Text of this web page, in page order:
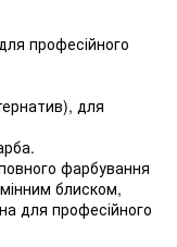
професійного
для
фарбування
блиском,
для професійного